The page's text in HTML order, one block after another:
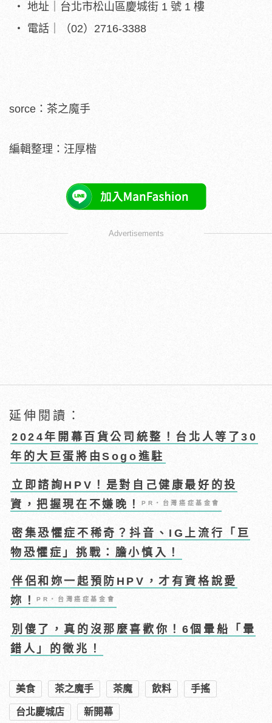
地址｜台北市松山區慶城街 1 號 1 樓
電話｜（02）2716-3388
sorce：茶之魔手
編輯整理：汪厚楷
Advertisements
延伸閱讀：
2024年開幕百貨公司統整！台北人等了30
年的大巨蛋將由Sogo進駐
立即諮詢HPV！是對自己健康最好的投
資，把握現在不嫌晚！PR・台灣癌症基金會
密集恐懼症不稀奇？抖音、IG上流行「巨
物恐懼症」挑戰：膽小慎入！
伴侶和妳一起預防HPV，才有資格說愛
妳！PR・台灣癌症基金會
別傻了，真的沒那麼喜歡你！6個暈船「暈
錯人」的徵兆！
美食 茶之魔手 茶魔 飲料 手搖
台北慶城店 新開幕